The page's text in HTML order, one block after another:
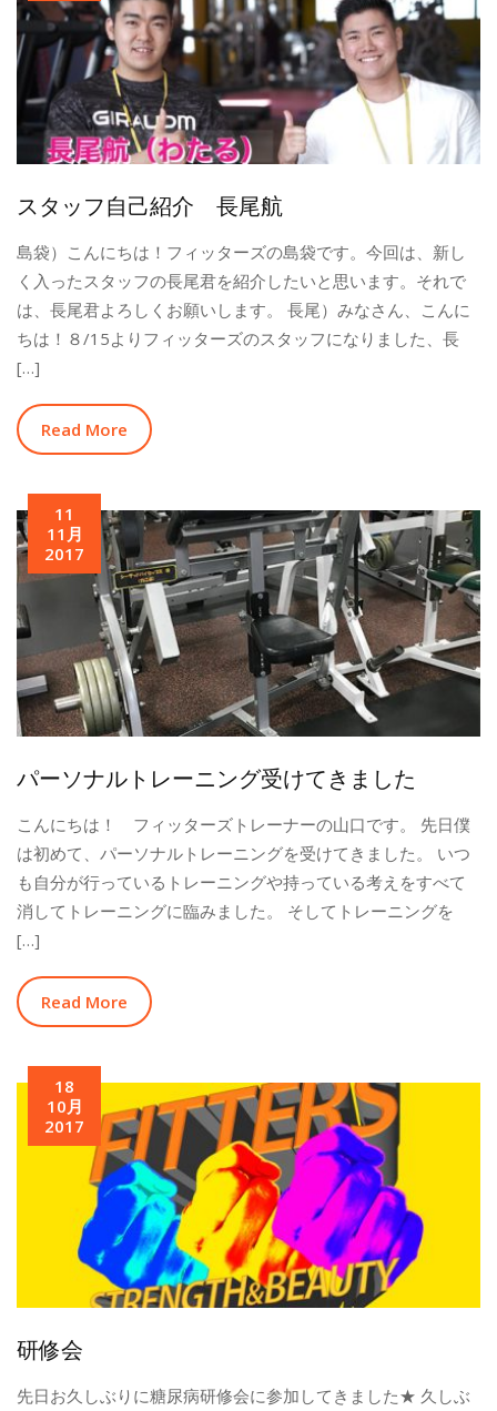
スタッフ自己紹介 長尾航
島袋）こんにちは！フィッターズの島袋です。今回は、新し
く入ったスタッフの長尾君を紹介したいと思います。それで
は、長尾君よろしくお願いします。 長尾）みなさん、こんに
ちは！８/15よりフィッターズのスタッフになりました、長
[…]
Read More
11
11月
2017
パーソナルトレーニング受けてきました
こんにちは！ フィッターズトレーナーの山口です。 先日僕
は初めて、パーソナルトレーニングを受けてきました。 いつ
も自分が行っているトレーニングや持っている考えをすべて
消してトレーニングに臨みました。 そしてトレーニングを
[…]
Read More
18
10月
2017
研修会
先日お久しぶりに糖尿病研修会に参加してきました★ 久しぶ